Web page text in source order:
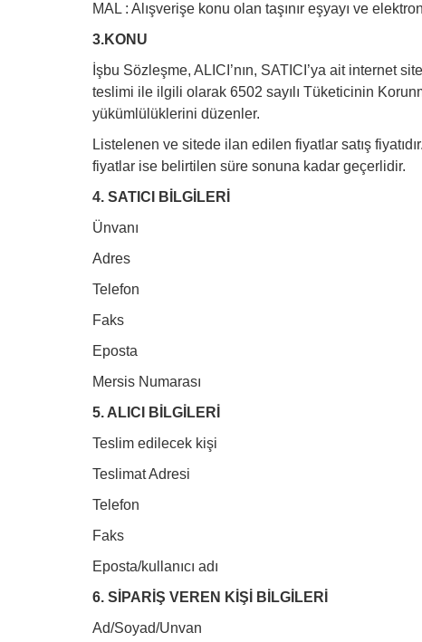
MAL : Alışverişe konu olan taşınır eşyayı ve
3.KONU
İşbu Sözleşme, ALICI’nın, SATICI’ya ait internet
teslimi ile ilgili olarak 6502 sayılı Tüketicinin
yükümlülüklerini düzenler.
Listelenen ve sitede ilan edilen fiyatlar satış
fiyatlar ise belirtilen süre sonuna kadar geçerlidir.
4. SATICI BİLGİLERİ
Ünvanı
Adres
Telefon
Faks
Eposta
Mersis Numarası
5. ALICI BİLGİLERİ
Teslim edilecek kişi
Teslimat Adresi
Telefon
Faks
Eposta/kullanıcı adı
6. SİPARİŞ VEREN KİŞİ BİLGİLERİ
Ad/Soyad/Unvan